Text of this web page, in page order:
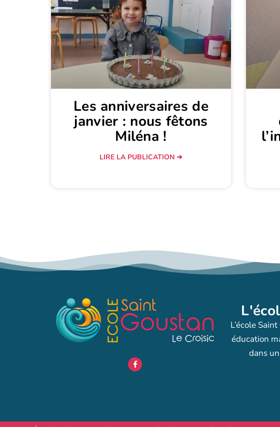
Les anniversaires de
janvier : nous fêtons
Miléna !
LIRE LA PUBLICATION ➜
L’école
éducation
dans